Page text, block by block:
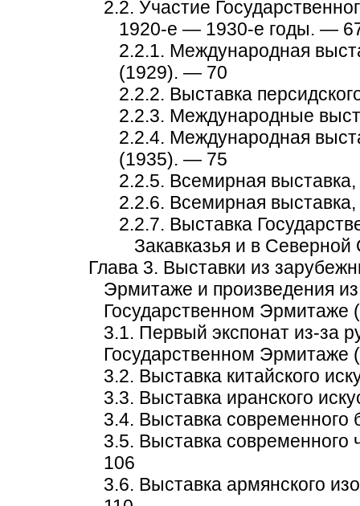
2.2. Участие
1920-е — 1930-е годы. —
2.2.1. Международная
(1929). — 70
2.2.2. Выставка
2.2.3. Международные
2.2.4. Международная
(1935). — 75
2.2.5. Всемирная
2.2.6. Всемирная
2.2.7. Выставка
Закавказья и в
Глава 3. Выставки из
Эрмитаже и произведения
Государственном
3.1. Первый экспонат из-за
Государственном Эрмитаже
3.2. Выставка китайского
3.3. Выставка иранского
3.4. Выставка современного
3.5. Выставка современного
106
3.6. Выставка армянского